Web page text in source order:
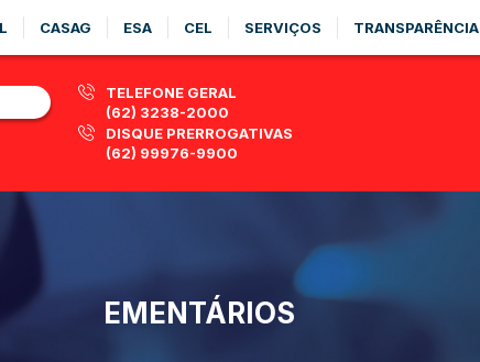
CASAG ESA CEL SERVIÇOS TRANSPARÊNCIA
TELEFONE GERAL
(62) 3238-2000
DISQUE PRERROGATIVAS
(62) 99976-9900
EMENTÁRIOS